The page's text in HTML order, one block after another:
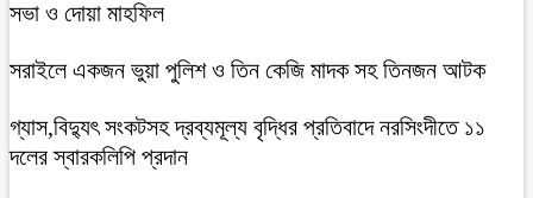
সভা ও দোয়া মাহফিল
সরাইলে একজন ভুয়া পুলিশ ও তিন কেজি মাদক সহ তিনজন আটক
গ্যাস,বিদ্যুৎ সংকটসহ দ্রব্যমূল্য বৃদ্ধির প্রতিবাদে নরসিংদীতে ১১
দলের স্বারকলিপি প্রদান